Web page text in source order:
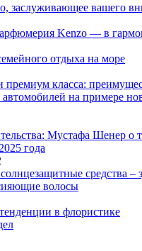
заслуживающее вашего
Kenzo — в
отдыха на море
класса:
автомобилей на примере
Мустафа Шенер о
года
средства –
волосы
в флористике